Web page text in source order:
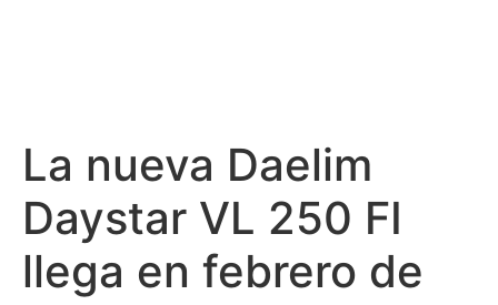
La nueva Daelim
Daystar VL 250 FI
llega en febrero de